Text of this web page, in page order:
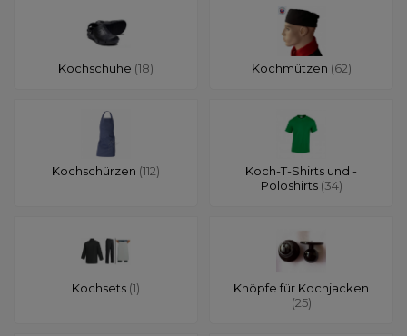
Kochschuhe (18) Kochmützen (62)
Kochschürzen (112)
Koch-T-Shirts und -
Poloshirts (34)
Kochsets (1)
Knöpfe für Kochjacken
(25)